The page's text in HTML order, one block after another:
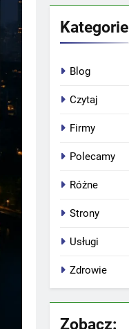
Kategorie
Blog
Czytaj
Firmy
Polecamy
Różne
Strony
Usługi
Zdrowie
Zobacz: